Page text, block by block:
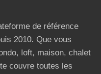
de référence
2010. Que vous
loft, maison, chalet
couvre toutes les